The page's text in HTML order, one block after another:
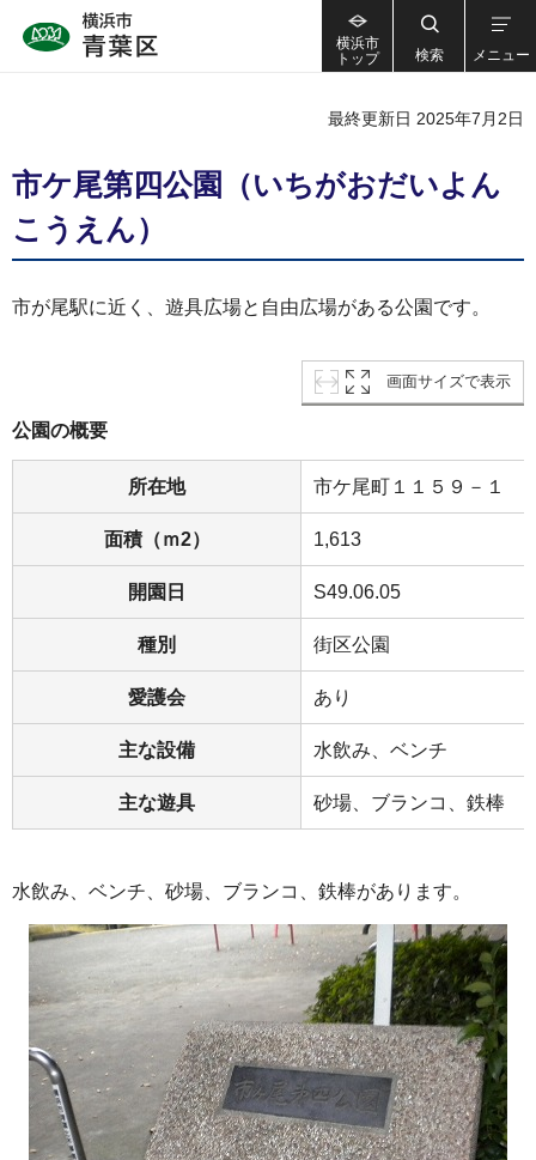
横浜市
トップ
検索 メニュー
最終更新日 2025年7月2日
市ケ尾第四公園（いちがおだいよん
こうえん）
市が尾駅に近く、遊具広場と自由広場がある公園です。
画面サイズで表示
公園の概要
所在地 市ケ尾町１１５９－１
面積（ｍ2） 1,613
開園日 S49.06.05
種別 街区公園
愛護会 あり
主な設備 水飲み、ベンチ
主な遊具 砂場、ブランコ、鉄棒
水飲み、ベンチ、砂場、ブランコ、鉄棒があります。